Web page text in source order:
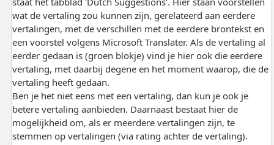
wat de vertaling zou kunnen zijn, gerelateerd aan eerdere
vertalingen, met de verschillen met de eerdere brontekst en
een voorstel volgens Microsoft Translater. Als de vertaling al
eerder gedaan is (groen blokje) vind je hier ook die eerdere
vertaling, met daarbij degene en het moment waarop, die de
vertaling heeft gedaan.
Ben je het niet eens met een vertaling, dan kun je ook je
betere vertaling aanbieden. Daarnaast bestaat hier de
mogelijkheid om, als er meerdere vertalingen zijn, te
stemmen op vertalingen (via rating achter de vertaling).